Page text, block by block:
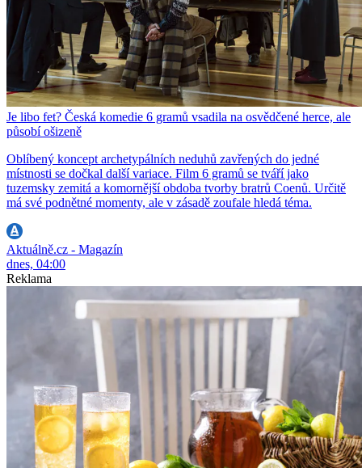
Je libo fet? Česká komedie 6 gramů vsadila na osvědčené herce, ale
působí ošizeně
Oblíbený koncept archetypálních neduhů zavřených do jedné
místnosti se dočkal další variace. Film 6 gramů se tváří jako
tuzemsky zemitá a komornější obdoba tvorby bratrů Coenů. Určitě
má své podnětné momenty, ale v zásadě zoufale hledá téma.
Aktuálně.cz - Magazín
dnes, 04:00
Reklama